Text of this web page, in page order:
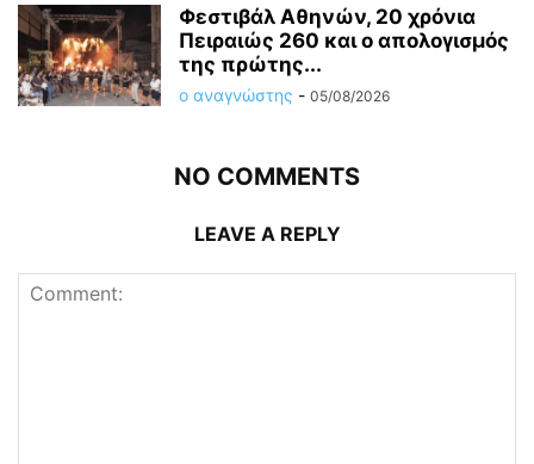
Φεστιβάλ Αθηνών, 20 χρόνια
Πειραιώς 260 και ο απολογισμός
της πρώτης...
ο αναγνώστης - 05/08/2026
NO COMMENTS
LEAVE A REPLY